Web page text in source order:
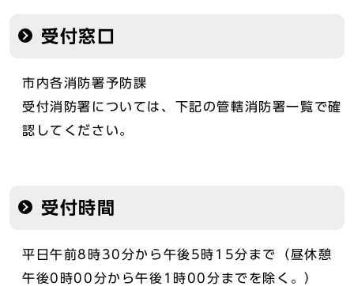
受付窓口
市内各消防署予防課
受付消防署については、下記の管轄消防署一覧で確
認してください。
受付時間
平日午前8時30分から午後5時15分まで（昼休憩
午後0時00分から午後1時00分までを除く。）